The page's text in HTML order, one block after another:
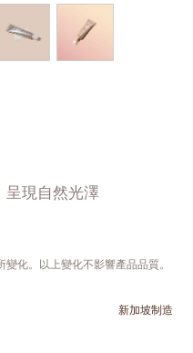
呈現自然光澤
化。以上變化不影響產品品質。
新加坡制造